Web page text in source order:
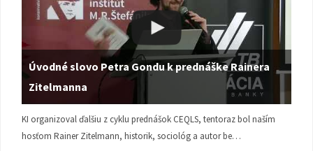
Úvodné slovo Petra Gondu k prednáške Rainera
Zitelmanna
KI organizoval ďalšiu z cyklu prednášok CEQLS, tentoraz bol naším
hosťom Rainer Zitelmann, historik, sociológ a autor be…